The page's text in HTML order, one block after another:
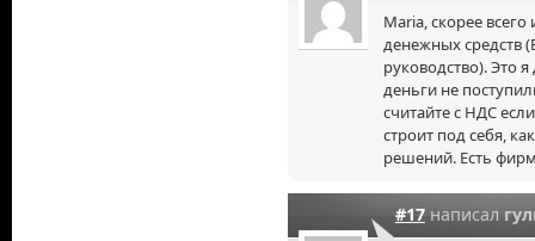
Maria, скорее
денежных средств
руководство). Это
деньги не
считайте с НДС
строит под себя,
решений. Есть
#17написал